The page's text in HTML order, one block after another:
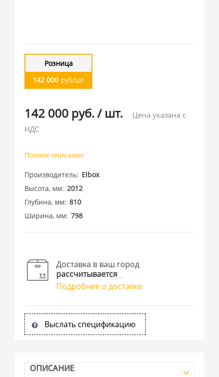
Розница
142 000 руб/шт
142 000 руб./ шт.
Цена указана с
НДС
Полное описание
Производитель Elbox
Высота, мм 2012
Глубина, мм 810
Ширина, мм 798
Доставка в ваш город
рассчитывается
Подробнее о доставке
Выслать спецификацию
ОПИСАНИЕ